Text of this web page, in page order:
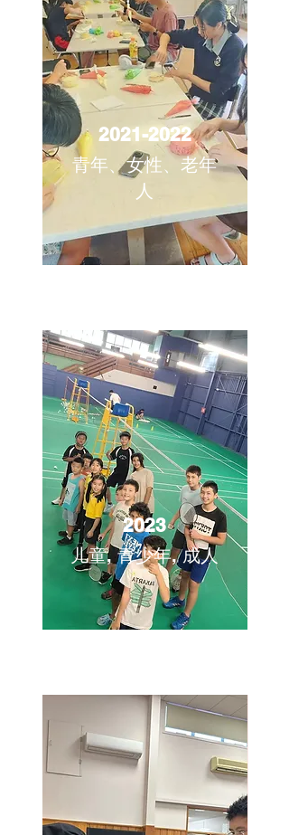
2021-2022
青年、女性、老年
人
2023
儿童, 青少年, 成人